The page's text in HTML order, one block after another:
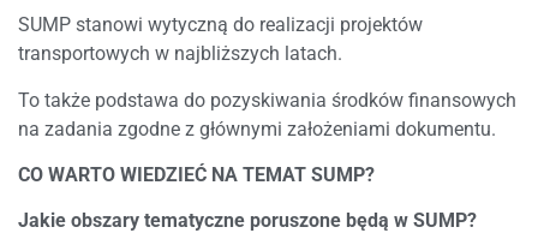
SUMP stanowi wytyczną do realizacji projektów
transportowych w najbliższych latach.
To także podstawa do pozyskiwania środków finansowych
na zadania zgodne z głównymi założeniami dokumentu.
CO WARTO WIEDZIEĆ NA TEMAT SUMP?
Jakie obszary tematyczne poruszone będą w SUMP?